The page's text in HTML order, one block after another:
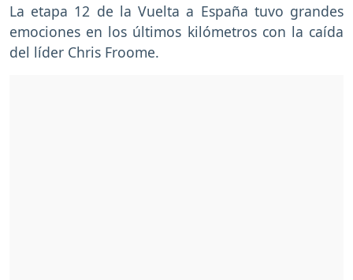
La etapa 12 de la Vuelta a España tuvo grandes
emociones en los últimos kilómetros con la caída
del líder Chris Froome.